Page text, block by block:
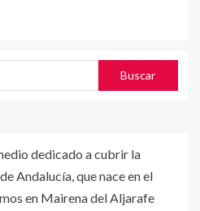
dedicado a cubrir la
Andalucía, que nace en el
en Mairena del Aljarafe